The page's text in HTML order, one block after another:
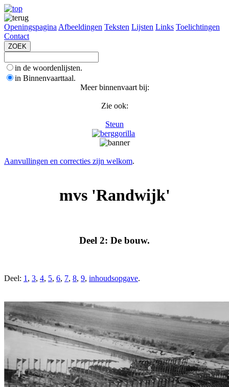
Openingspagina Afbeeldingen Teksten Lijsten Links Toelichtingen
Contact
in de woordenlijsten.
in Binnenvaarttaal.
Meer binnenvaart bij:
Zie ook:
Steun
Aanvullingen en correcties zijn welkom.
mvs 'Randwijk'
Deel 2: De bouw.
Deel: 1 , 3, 4, 5, 6, 7, 8, 9, inhoudsopgave.